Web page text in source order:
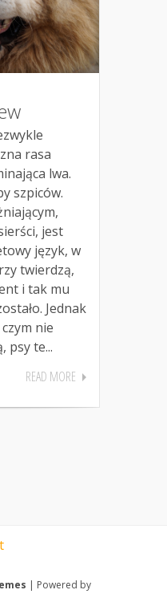
rasa
lwa.
szpiców.
jest
język, w
twierdzą,
i tak mu
Jednak
nie
psy te...
READ MORE
| Powered by